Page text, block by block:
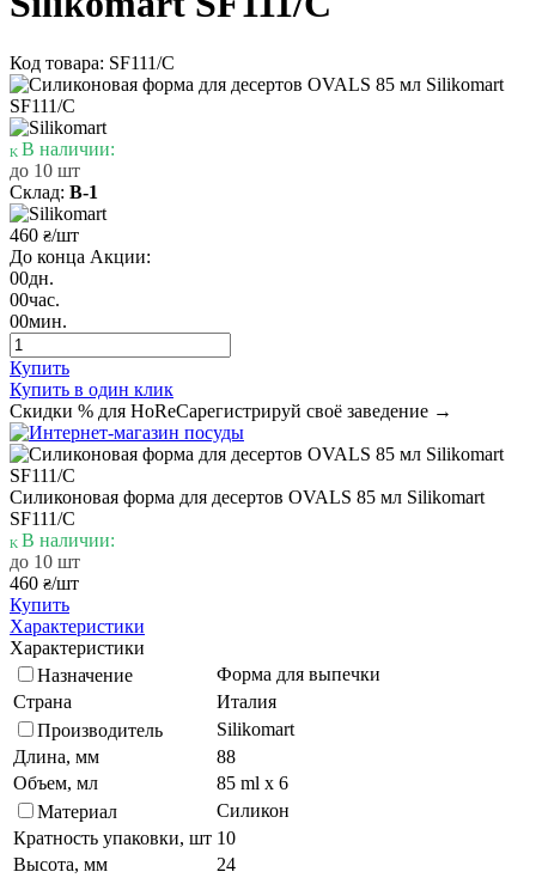
Код товара: SF111/C
В наличии:
до 10 шт
Склад: В-1
460 ₴/шт
До конца Акции:
00дн.
00час.
00мин.
Купить
Купить в один клик
Скидки % для HoReCaрегистрируй своё заведение →
Силиконовая форма для десертов OVALS 85 мл Silikomart
SF111/C
В наличии:
до 10 шт
460 ₴/шт
Купить
Характеристики
Характеристики
Назначение
Форма для выпечки
Страна
Италия
Производитель
Silikomart
Длина, мм
88
Объем, мл
85 ml x 6
Материал
Силикон
Кратность упаковки, шт 10
Высота, мм
24